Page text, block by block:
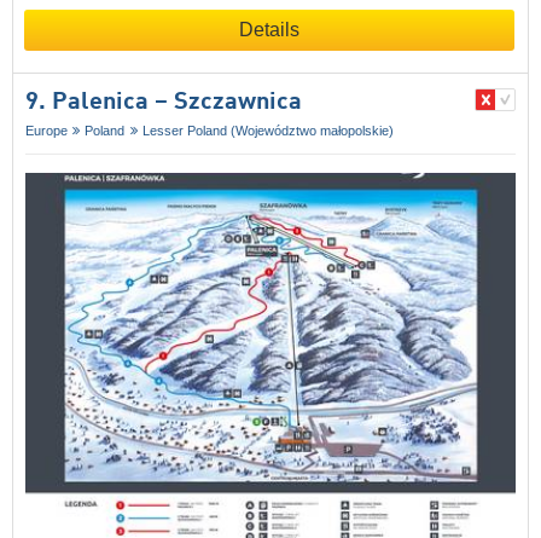
Details
9. Palenica – Szczawnica
Europe Poland Lesser Poland (Województwo małopolskie)